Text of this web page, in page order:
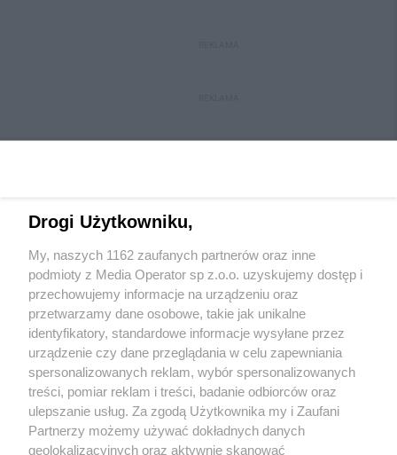
Wydawca mediówlokalnych
Nie zapomnij
zapoznać się z:
polityką prywatności regulamin korzystania z portali
Twojemiasto
Piekary Śląskie
Skontakuj sięz nami
Kontakt
Drogi Użytkowniku,
My, naszych 1162 zaufanych partnerów oraz inne
podmioty z Media Operator sp z.o.o. uzyskujemy dostęp i
przechowujemy informacje na urządzeniu oraz
przetwarzamy dane osobowe, takie jak unikalne
identyfikatory, standardowe informacje wysyłane przez
urządzenie czy dane przeglądania w celu zapewniania
spersonalizowanych reklam, wybór spersonalizowanych
treści, pomiar reklam i treści, badanie odbiorców oraz
ulepszanie usług. Za zgodą Użytkownika my i Zaufani
Partnerzy możemy używać dokładnych danych
geolokalizacyjnych oraz aktywnie skanować